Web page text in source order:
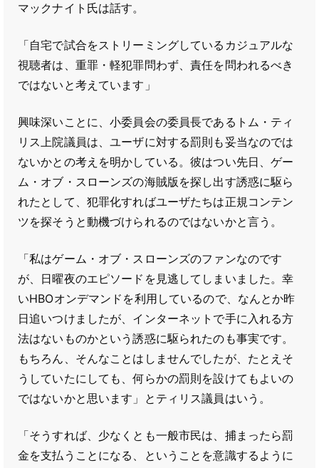
マックナイト氏は話す。
「自宅で試合をストリーミングしているカジュアルな
視聴者は、重罪・軽犯罪問わず、責任を問われるべき
ではないと考えています」
興味深いことに、小委員会の委員長であるトム・ティ
リス上院議員は、ユーザに対する罰則も妥当なのでは
ないかとの考えを明かしている。彼はつい先日、ゲー
ム・オブ・スローンズの海賊版を探し出す誘惑に駆ら
れたとして、犯罪化すればユーザたちは正規コンテン
ツを探そうと動機づけられるのではないかと言う。
「私はゲーム・オブ・スローンズのファンなのです
が、日曜夜のエピソードを見逃してしまいました。幸
いHBOオンデマンドを利用しているので、なんとか昨
日追いつけましたが、インターネットで手に入れる方
法はないものかという誘惑に駆られたのも事実です。
もちろん、そんなことはしませんでしたが、たとえそ
うしていたにしても、何らかの罰則を設けてもよいの
ではないかと思います」とティリス議員はいう。
「そうすれば、少なくとも一般市民は、捕まったら罰
金を支払うことになる、ということを意識するように